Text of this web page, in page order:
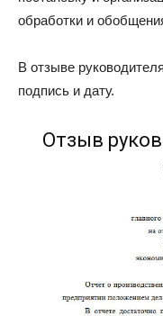
обработки и
В отзыве
подпись и дату.
Отзыв